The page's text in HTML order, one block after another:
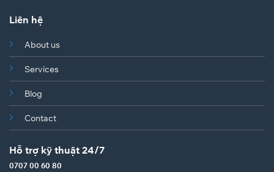
Liên hệ
About us
Services
Blog
Contact
Hỗ trợ kỹ thuật 24/7
0707 00 60 80